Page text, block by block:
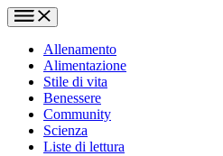
Allenamento
Alimentazione
Stile di vita
Benessere
Community
Scienza
Liste di lettura